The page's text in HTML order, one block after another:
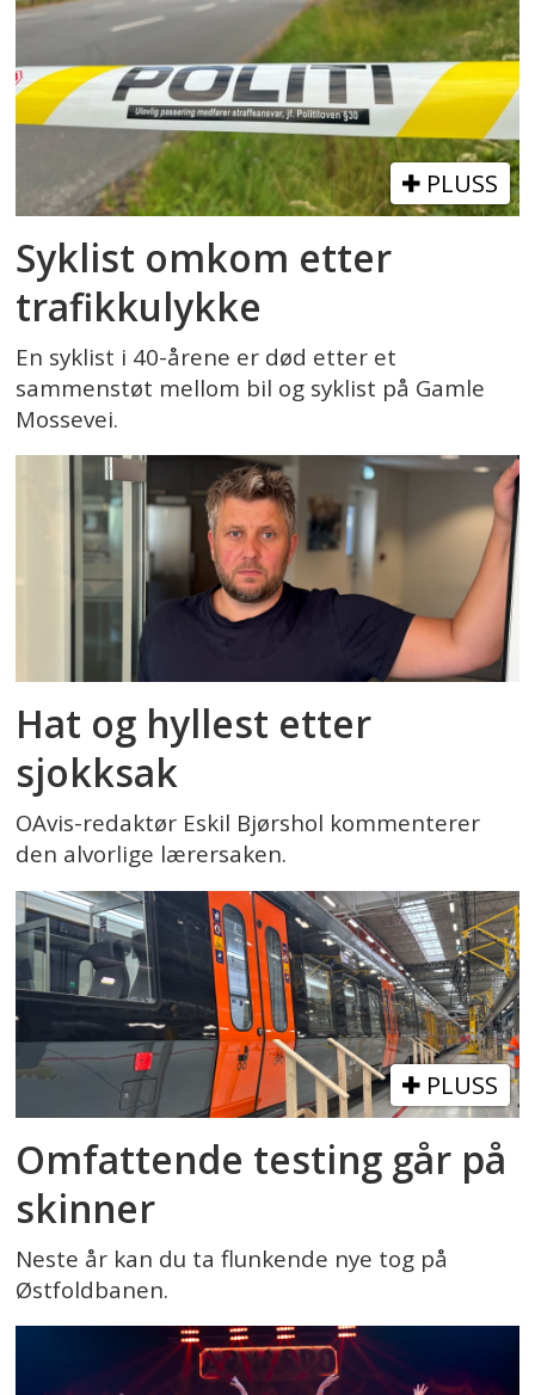
PLUSS
Syklist omkom etter
trafikkulykke
En syklist i 40-årene er død etter et
sammenstøt mellom bil og syklist på Gamle
Mossevei.
Hat og hyllest etter
sjokksak
OAvis-redaktør Eskil Bjørshol kommenterer
den alvorlige lærersaken.
PLUSS
Omfattende testing går på
skinner
Neste år kan du ta flunkende nye tog på
Østfoldbanen.